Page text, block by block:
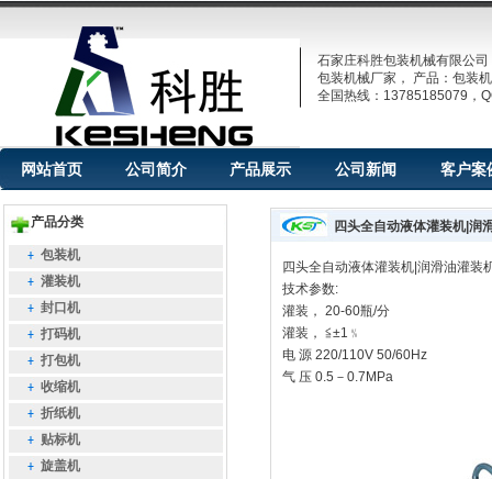
石家庄科胜包装机械有限公司
包装机械厂家， 产品：包装
全国热线：13785185079，
网站首页 公司简介 产品展示 公司新闻 客户案
产品分类
包装机
灌装机
封口机
打码机
打包机
收缩机
折纸机
贴标机
旋盖机
四头全自动液体灌装机|润
四头全自动液体灌装机|润滑油灌装
技术参数:
灌装， 20-60瓶/分
灌装， ≦±1﹪
电 源 220/110V 50/60Hz
气 压 0.5－0.7MPa